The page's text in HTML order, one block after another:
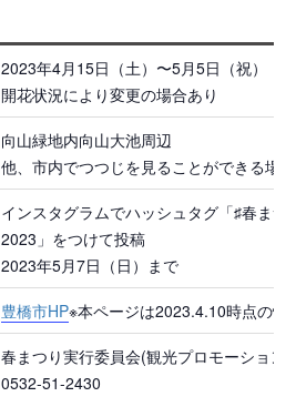
2023年4月15日（土）〜5月5日（祝）
開花状況により変更の場合あり
向山緑地内向山大池周辺
他、市内でつつじを見ることができる場所
インスタグラムでハッシュタグ「♯春まつ
2023」をつけて投稿
2023年5月7日（日）まで
豊橋市HP※本ページは2023.4.10時点の情
春まつり実行委員会(観光プロモーション
0532-51-2430